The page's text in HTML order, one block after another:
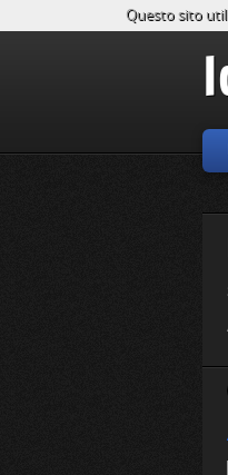
Questo sito